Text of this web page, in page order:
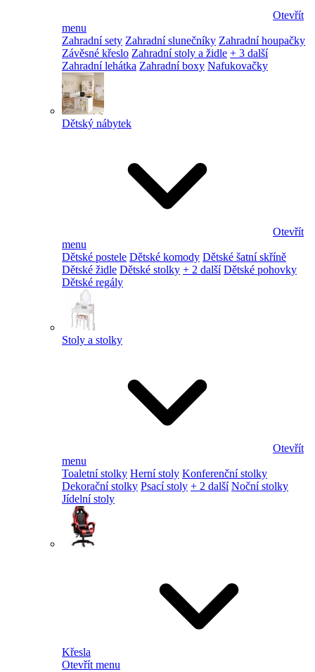
Otevřít
menu
Zahradní sety Zahradní slunečníky Zahradní houpačky
Závěsné křeslo Zahradní stoly a židle + 3 další
Zahradní lehátka Zahradní boxy Nafukovačky
Dětský nábytek
Otevřít
menu
Dětské postele Dětské komody Dětské šatní skříně
Dětské židle Dětské stolky + 2 další Dětské pohovky
Dětské regály
Stoly a stolky
Otevřít
menu
Toaletní stolky Herní stoly Konferenční stolky
Dekorační stolky Psací stoly + 2 další Noční stolky
Jídelní stoly
Křesla
Otevřít menu